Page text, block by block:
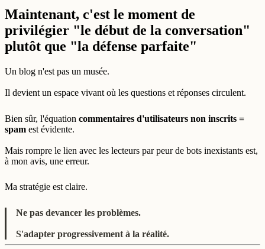
Maintenant, c'est le moment de
privilégier "le début de la conversation"
plutôt que "la défense parfaite"
Un blog n'est pas un musée.
Il devient un espace vivant où les questions et réponses circulent.
Bien sûr, l'équation commentaires d'utilisateurs non inscrits =
spam est évidente.
Mais rompre le lien avec les lecteurs par peur de bots inexistants est,
à mon avis, une erreur.
Ma stratégie est claire.
Ne pas devancer les problèmes.
S'adapter progressivement à la réalité.